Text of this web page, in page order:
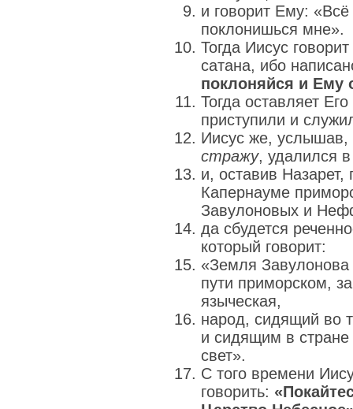
и говорит Ему:
поклонишься мне».
Тогда Иисус
сатана, ибо
поклоняйся и Ему
Тогда оставляет
приступили и
Иисус же, услышав,
стражу, удалился
и, оставив
Капернауме
Завулоновых и
да сбудется
который говорит:
«Земля
пути приморском,
языческая,
народ, сидящий во
и сидящим в стране
свет».
С того времени
говорить: